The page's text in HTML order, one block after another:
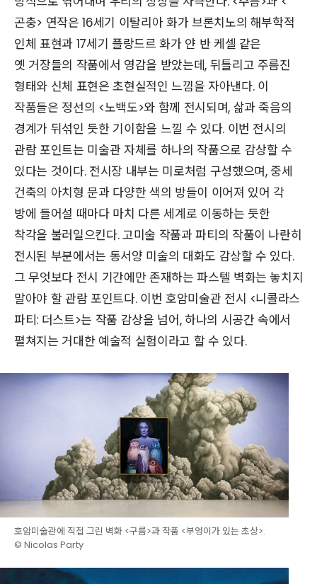
곤충> 연작은 16세기 이탈리아 화가 브론치노의 해부학적
인체 표현과 17세기 플랑드르 화가 얀 반 케셀 같은
옛 거장들의 작품에서 영감을 받았는데, 뒤틀리고 주름진
형태와 신체 표현은 초현실적인 느낌을 자아낸다. 이
작품들은 정선의 <노백도>와 함께 전시되며, 삶과 죽음의
경계가 뒤섞인 듯한 기이함을 느낄 수 있다. 이번 전시의
관람 포인트는 미술관 자체를 하나의 작품으로 감상할 수
있다는 것이다. 전시장 내부는 미로처럼 구성했으며, 중세
건축의 아치형 문과 다양한 색의 방들이 이어져 있어 각
방에 들어설 때마다 마치 다른 세계로 이동하는 듯한
착각을 불러일으킨다. 고미술 작품과 파티의 작품이 나란히
전시된 부분에서는 동서양 미술의 대화도 감상할 수 있다.
그 무엇보다 전시 기간에만 존재하는 파스텔 벽화는 놓치지
말아야 할 관람 포인트다. 이번 호암미술관 전시 <니콜라스
파티: 더스트>는 작품 감상을 넘어, 하나의 시공간 속에서
펼쳐지는 거대한 예술적 실험이라고 할 수 있다.
호암미술관에 직접 그린 벽화 <구름>과 작품 <부엉이가 있는 초상>.
© Nicolas Party